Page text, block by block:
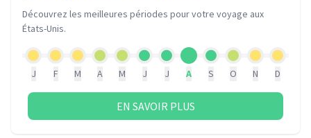
Découvrez les meilleures périodes pour votre voyage aux
États-Unis.
J F M A M J J A S O N D
EN SAVOIR PLUS